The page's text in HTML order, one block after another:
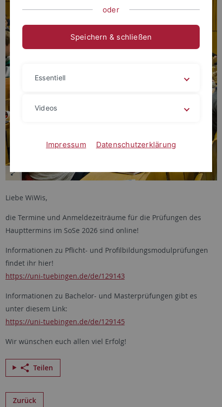
Liebe WiWis,
die Termine und Anmeldezeiträume für die Prüfungen des
Haupttermins im SoSe 2026 sind online!
Informationen zu Pflicht- und Profilbildungsmodulprüfungen
findet ihr hier!
https://uni-tuebingen.de/de/129143
Informationen zu Bachelor- und Masterprüfungen gibt es
unter diesem Link:
https://uni-tuebingen.de/de/129145
Wir wünschen euch allen viel Erfolg!
Teilen
Zurück
oder
Speichern & schließen
Essentiell
Videos
Impressum Datenschutzerklärung